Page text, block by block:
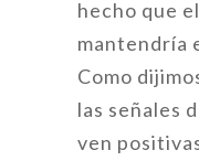
hecho que
mantendría
Como
las señales
ven